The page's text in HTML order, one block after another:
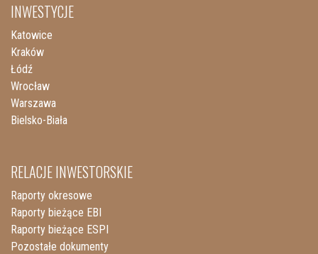
INWESTYCJE
Katowice
Kraków
Łódź
Wrocław
Warszawa
Bielsko-Biała
RELACJE INWESTORSKIE
Raporty okresowe
Raporty bieżące EBI
Raporty bieżące ESPI
Pozostałe dokumenty